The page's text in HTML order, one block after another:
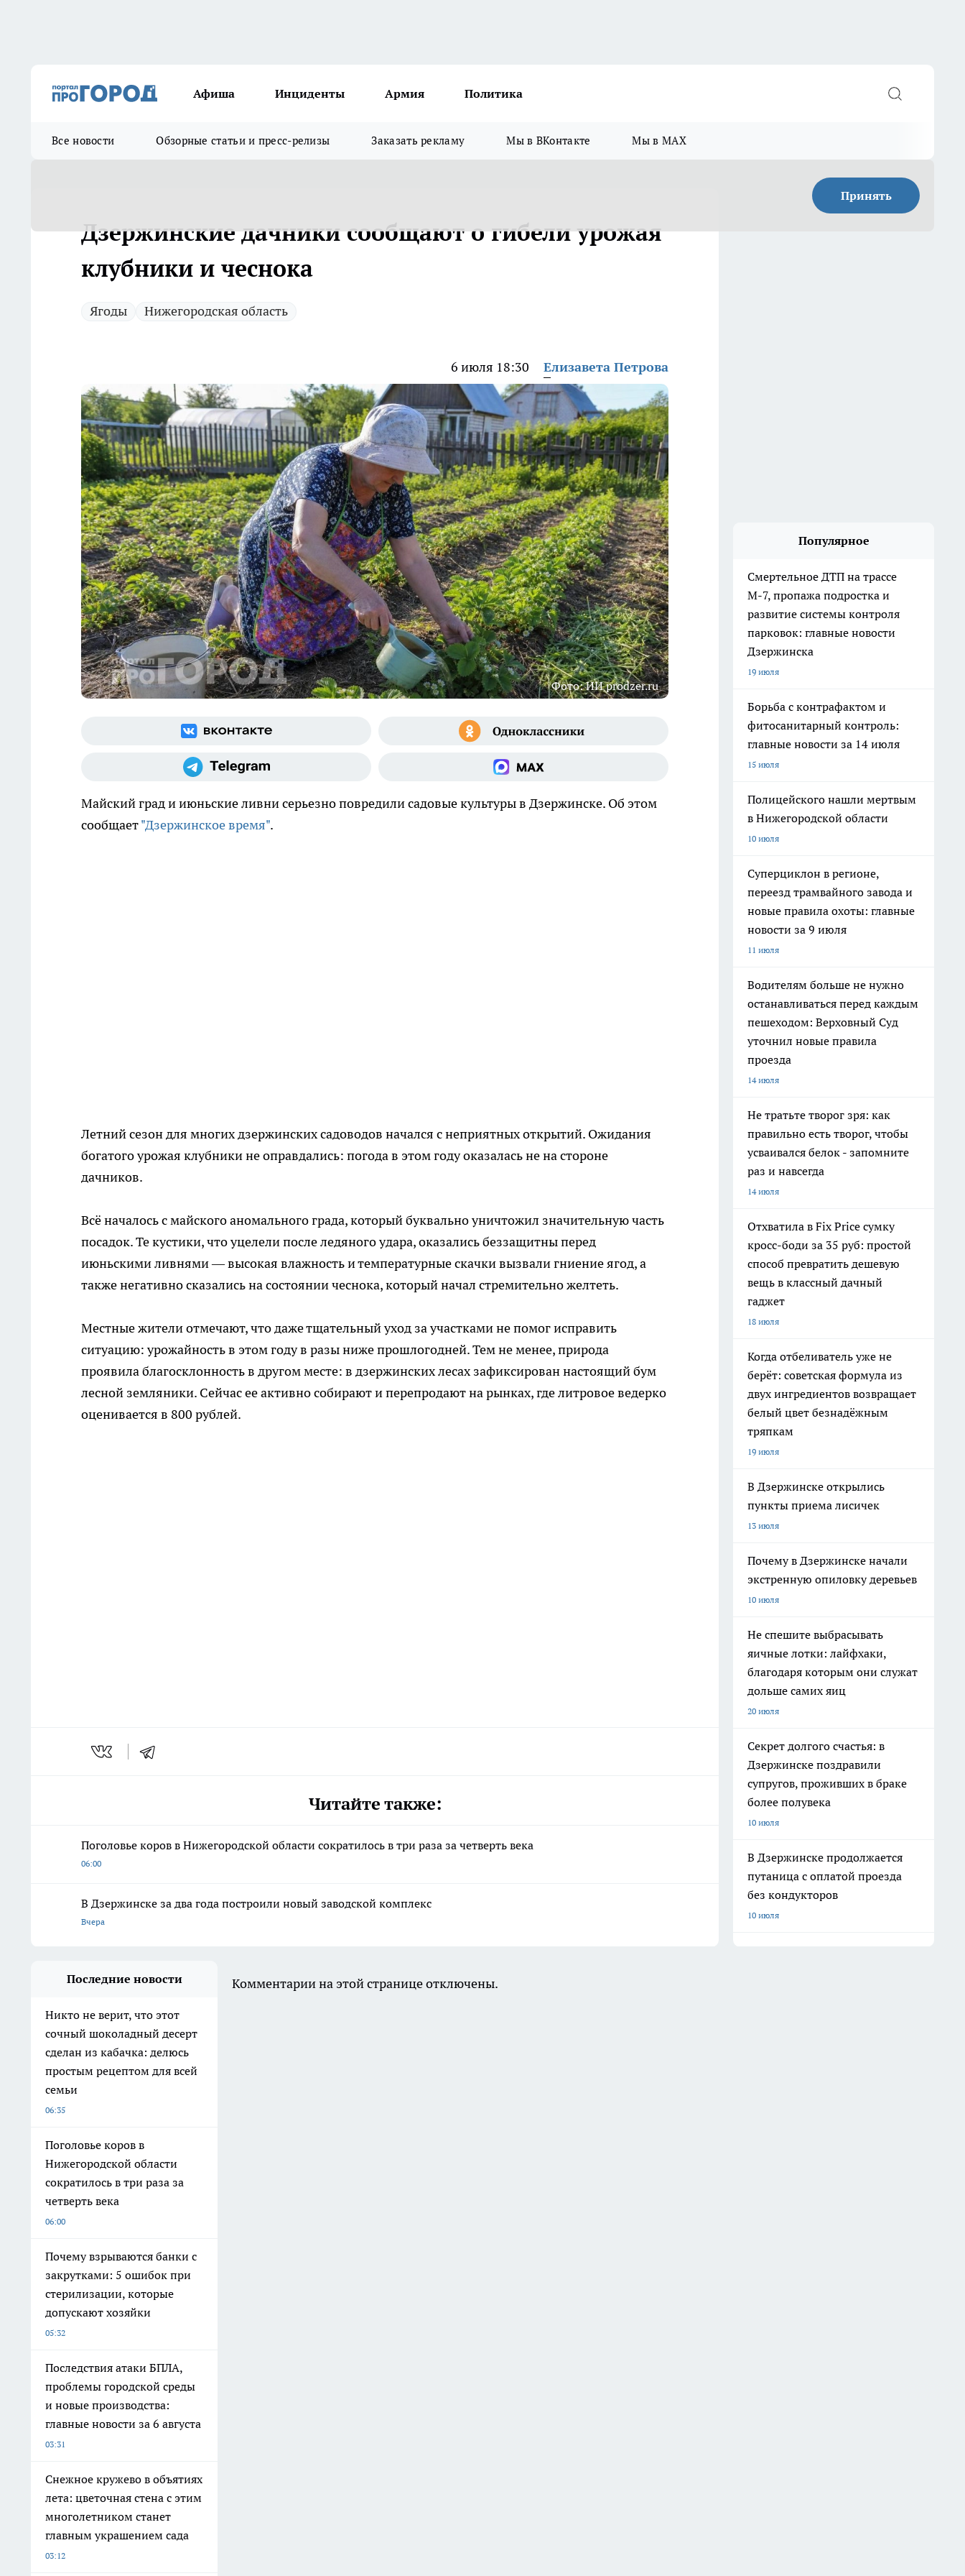
Афиша Инциденты Армия Политика
Все новости Обзорные статьи и пресс-релизы Заказать рекламу Мы в ВКонтакте Мы в MAX
Принять
Дзержинские дачники сообщают о гибели урожая
клубники и чеснока
Ягоды Нижегородская область
6 июля 18:30 Елизавета Петрова
Фото: ИИ prodzer.ru
Майский град и июньские ливни серьезно повредили садовые культуры в Дзержинске. Об этом
сообщает"Дзержинское время".
Летний сезон для многих дзержинских садоводов начался с неприятных открытий. Ожидания
богатого урожая клубники не оправдались: погода в этом году оказалась не на стороне
дачников.
Всё началось с майского аномального града, который буквально уничтожил значительную часть
посадок. Те кустики, что уцелели после ледяного удара, оказались беззащитны перед
июньскими ливнями — высокая влажность и температурные скачки вызвали гниение ягод, а
также негативно сказались на состоянии чеснока, который начал стремительно желтеть.
Местные жители отмечают, что даже тщательный уход за участками не помог исправить
ситуацию: урожайность в этом году в разы ниже прошлогодней. Тем не менее, природа
проявила благосклонность в другом месте: в дзержинских лесах зафиксирован настоящий бум
лесной земляники. Сейчас ее активно собирают и перепродают на рынках, где литровое ведерко
оценивается в 800 рублей.
Читайте также:
Поголовье коров в Нижегородской области сократилось в три раза за четверть века
06:00
В Дзержинске за два года построили новый заводской комплекс
Вчера
Популярное
Смертельное ДТП на трассе
М-7, пропажа подростка и
развитие системы контроля
парковок: главные новости
Дзержинска
19 июля
Борьба с контрафактом и
фитосанитарный контроль:
главные новости за 14 июля
15 июля
Полицейского нашли мертвым
в Нижегородской области
10 июля
Суперциклон в регионе,
переезд трамвайного завода и
новые правила охоты: главные
новости за 9 июля
11 июля
Водителям больше не нужно
останавливаться перед каждым
пешеходом: Верховный Суд
уточнил новые правила
проезда
14 июля
Не тратьте творог зря: как
правильно есть творог, чтобы
усваивался белок - запомните
раз и навсегда
14 июля
Отхватила в Fix Price сумку
кросс-боди за 35 руб: простой
способ превратить дешевую
вещь в классный дачный
гаджет
18 июля
Когда отбеливатель уже не
берёт: советская формула из
двух ингредиентов возвращает
белый цвет безнадёжным
тряпкам
19 июля
В Дзержинске открылись
пункты приема лисичек
13 июля
Почему в Дзержинске начали
экстренную опиловку деревьев
10 июля
Не спешите выбрасывать
яичные лотки: лайфхаки,
благодаря которым они служат
дольше самих яиц
20 июля
Секрет долгого счастья: в
Дзержинске поздравили
супругов, проживших в браке
более полувека
10 июля
В Дзержинске продолжается
путаница с оплатой проезда
без кондукторов
10 июля
Последние новости
Никто не верит, что этот
сочный шоколадный десерт
сделан из кабачка: делюсь
простым рецептом для всей
семьи
06:35
Поголовье коров в
Нижегородской области
сократилось в три раза за
четверть века
06:00
Почему взрываются банки с
закрутками: 5 ошибок при
стерилизации, которые
допускают хозяйки
05:32
Последствия атаки БПЛА,
проблемы городской среды
и новые производства:
главные новости за 6 августа
03:31
Снежное кружево в объятиях
лета: цветочная стена с этим
многолетником станет
главным украшением сада
03:12
Комментарии на этой странице отключены.